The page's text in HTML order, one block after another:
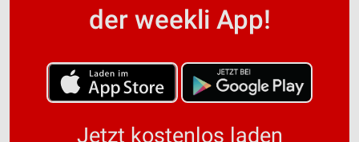
der weekli App!
Jetzt kostenlos laden